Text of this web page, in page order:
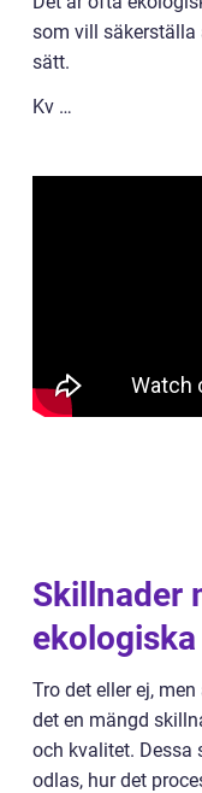
som vill
sätt.
Kv …
Skillnader
Tro det eller ej,
det en mängd
och kvalitet. Dessa
odlas, hur det